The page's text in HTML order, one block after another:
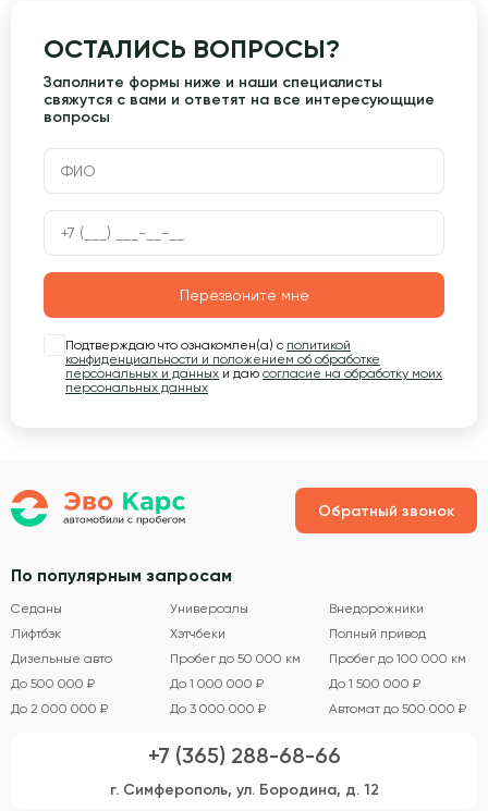
ОСТАЛИСЬ ВОПРОСЫ?
Заполните формы ниже и наши специалисты
свяжутся с вами и ответят на все интересующщие
вопросы
Перезвоните мне
Подтверждаю что ознакомлен(а) с политикой
конфиденциальности и положением об обработке
персональных и данных и даю согласие на обработку моих
персональных данных
Обратный звонок
По популярным запросам
Седаны Универсалы
Внедорожники
Лифтбэк
Хэтчбеки
Полный привод
Дизельные авто
Пробег до 50 000 км
Пробег до 100 000 км
До 500 000 ₽
До 1 000 000 ₽
До 1 500 000 ₽
До 2 000 000 ₽
До 3 000 000 ₽ Автомат до 500 000 ₽
+7 (365) 288-68-66
г. Симферополь, ул. Бородина, д. 12